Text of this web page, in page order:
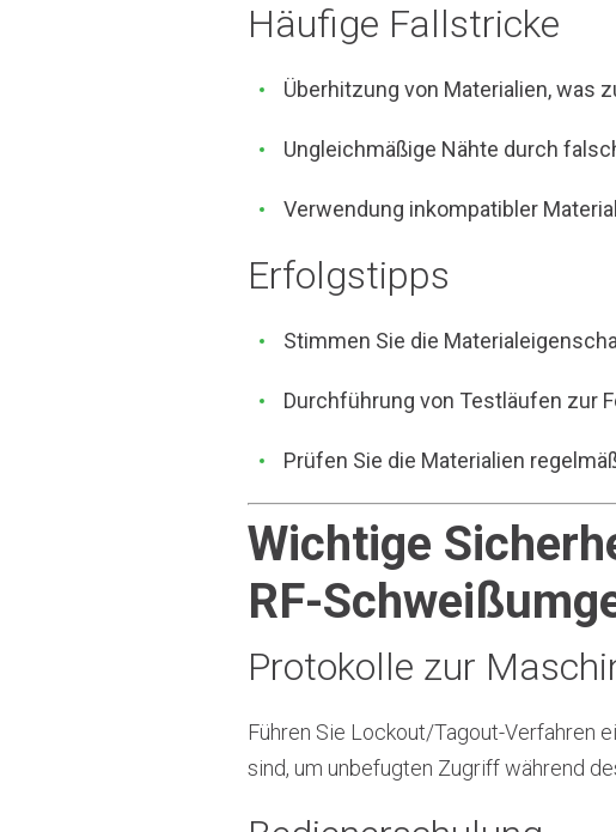
Häufige Fallstricke
Überhitzung von Materialien, was
Ungleichmäßige Nähte durch
Verwendung inkompatibler
Erfolgstipps
Stimmen Sie die
Durchführung von Testläufen zur
Prüfen Sie die Materialien
Wichtige
RF-
Protokolle zur
Führen Sie Lockout/Tagout-Verfahren
sind, um unbefugten Zugriff während